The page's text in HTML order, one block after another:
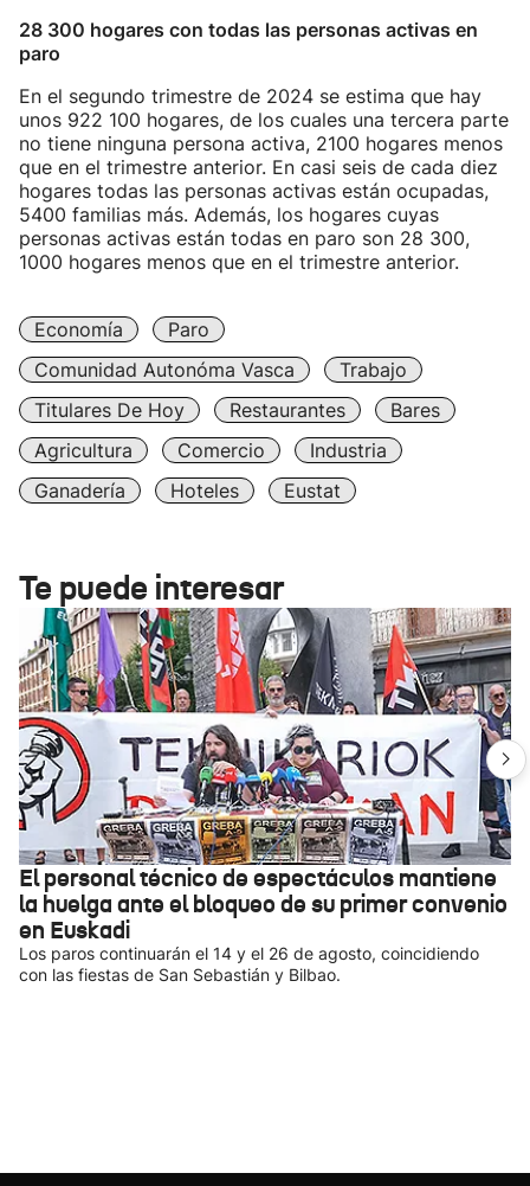
28 300 hogares con todas las personas activas en
paro
En el segundo trimestre de 2024 se estima que hay
unos 922 100 hogares, de los cuales una tercera parte
no tiene ninguna persona activa, 2100 hogares menos
que en el trimestre anterior. En casi seis de cada diez
hogares todas las personas activas están ocupadas,
5400 familias más. Además, los hogares cuyas
personas activas están todas en paro son 28 300,
1000 hogares menos que en el trimestre anterior.
Economía
Paro
Comunidad Autonóma Vasca
Trabajo
Titulares De Hoy
Restaurantes
Bares
Agricultura
Comercio
Industria
Ganadería
Hoteles Eustat
Te puede interesar
El personal técnico de espectáculos mantiene
la huelga ante el bloqueo de su primer convenio
en Euskadi
Los paros continuarán el 14 y el 26 de agosto, coincidiendo
con las fiestas de San Sebastián y Bilbao.